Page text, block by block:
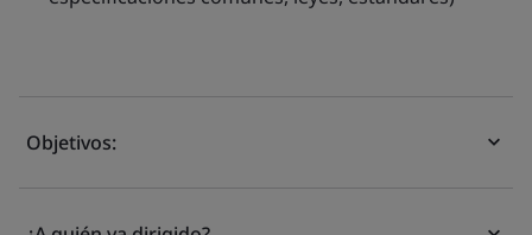
Objetivos: